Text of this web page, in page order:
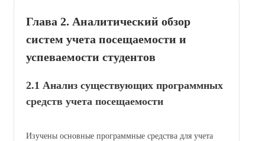
Глава 2. Аналитический обзор
систем учета посещаемости и
успеваемости студентов
2.1 Анализ существующих программных
средств учета посещаемости
Изучены основные программные средства для учета